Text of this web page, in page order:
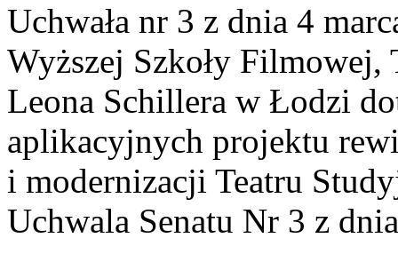
Uchwała nr 3 z dnia 4
Wyższej Szkoły
Leona Schillera w Łodzi
aplikacyjnych projektu
i modernizacji Teatru
Uchwala Senatu Nr 3 z